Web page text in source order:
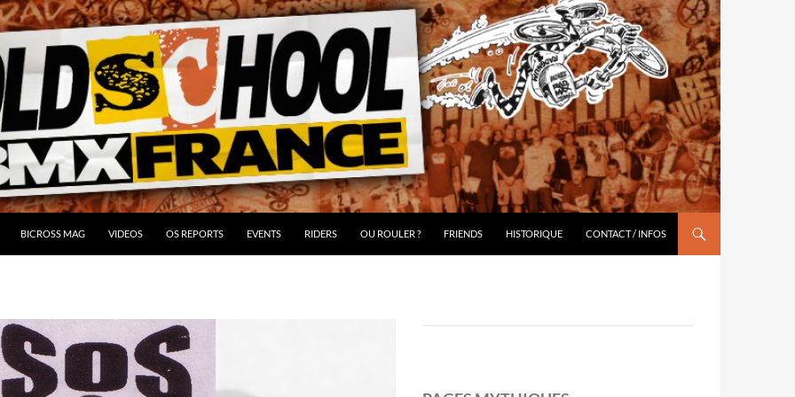
BICROSS MAG VIDEOS OS REPORTS EVENTS RIDERS OU ROULER ? FRIENDS HISTORIQUE CONTACT / INFOS